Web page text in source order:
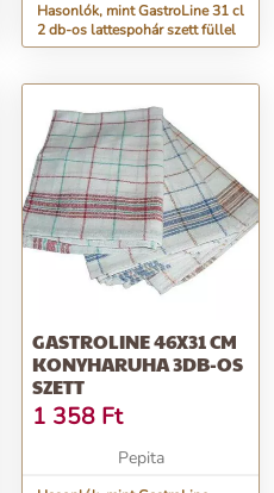
Hasonlók, mint GastroLine 31 cl
2 db-os lattespohár szett füllel
GASTROLINE 46X31 CM
KONYHARUHA 3DB-OS
SZETT
1 358 Ft
Pepita